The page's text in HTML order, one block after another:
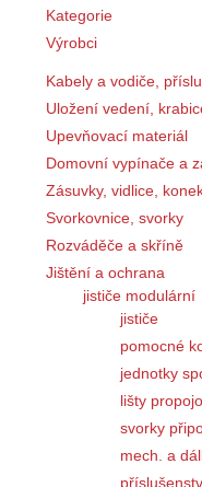
Kategorie
Výrobci
Kabely a vodiče,
Uložení vedení,
Upevňovací materiál
Domovní vypínače a
Zásuvky, vidlice,
Svorkovnice, svorky
Rozváděče a skříně
Jištění a ochrana
jističe modulární
jističe
pomocné
jednotky
lišty
svorky
mech. a